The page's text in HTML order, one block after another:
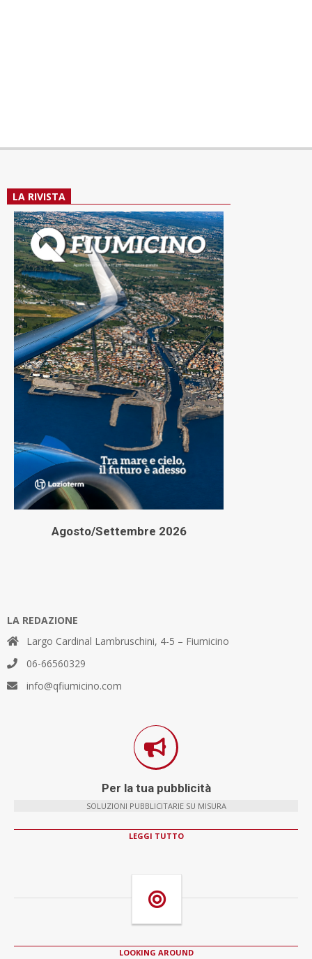
LA RIVISTA
Agosto/Settembre 2026
LA REDAZIONE
Largo Cardinal Lambruschini, 4-5 – Fiumicino
06-66560329
info@qfiumicino.com
Per la tua pubblicità
SOLUZIONI PUBBLICITARIE SU MISURA
LEGGI TUTTO
LOOKING AROUND